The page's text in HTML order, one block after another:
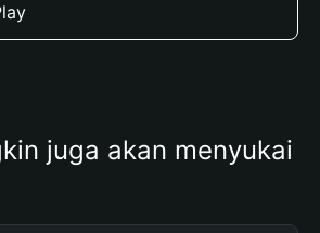
juga akan menyukai